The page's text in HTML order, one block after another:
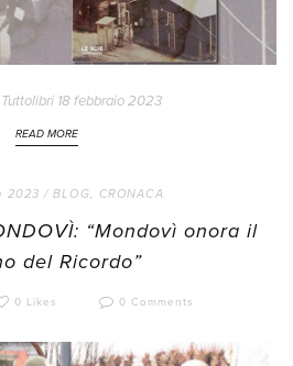
18 febbraio 2023
READ MORE
2023 /BLOG, CRONACA
“Mondovì onora il
del Ricordo”
0 Likes 0 Comments